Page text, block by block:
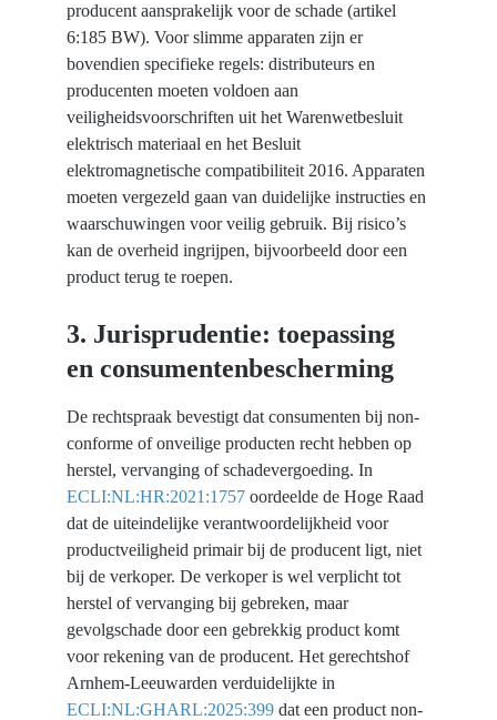
producent aansprakelijk voor de schade (artikel
6:185 BW). Voor slimme apparaten zijn er
bovendien specifieke regels: distributeurs en
producenten moeten voldoen aan
veiligheidsvoorschriften uit het Warenwetbesluit
elektrisch materiaal en het Besluit
elektromagnetische compatibiliteit 2016. Apparaten
moeten vergezeld gaan van duidelijke instructies en
waarschuwingen voor veilig gebruik. Bij risico’s
kan de overheid ingrijpen, bijvoorbeeld door een
product terug te roepen.
3. Jurisprudentie: toepassing
en consumentenbescherming
De rechtspraak bevestigt dat consumenten bij non-
conforme of onveilige producten recht hebben op
herstel, vervanging of schadevergoeding. In
ECLI:NL:HR:2021:1757 oordeelde de Hoge Raad
dat de uiteindelijke verantwoordelijkheid voor
productveiligheid primair bij de producent ligt, niet
bij de verkoper. De verkoper is wel verplicht tot
herstel of vervanging bij gebreken, maar
gevolgschade door een gebrekkig product komt
voor rekening van de producent. Het gerechtshof
Arnhem-Leeuwarden verduidelijkte in
ECLI:NL:GHARL:2025:399 dat een product non-